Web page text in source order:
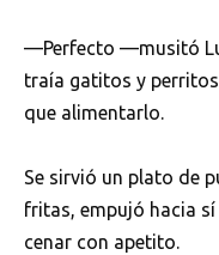
—Perfecto —musitó
traía gatitos y
que alimentarlo.
Se sirvió un plato de
fritas, empujó hacia
cenar con apetito.